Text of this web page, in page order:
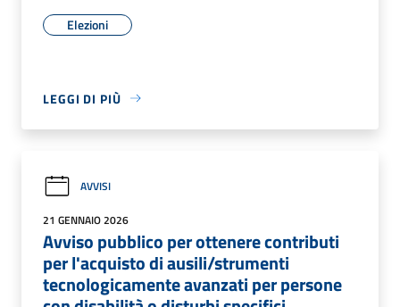
Elezioni
LEGGI DI PIÙ
AVVISI
21 GENNAIO 2026
Avviso pubblico per ottenere contributi
per l'acquisto di ausili/strumenti
tecnologicamente avanzati per persone